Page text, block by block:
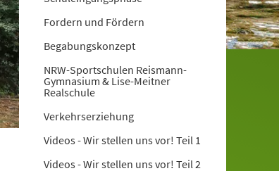
Fordern und Fördern
Begabungskonzept
NRW-Sportschulen Reismann-
Gymnasium & Lise-Meitner
Realschule
Verkehrserziehung
Videos - Wir stellen uns vor! Teil 1
Videos - Wir stellen uns vor! Teil 2